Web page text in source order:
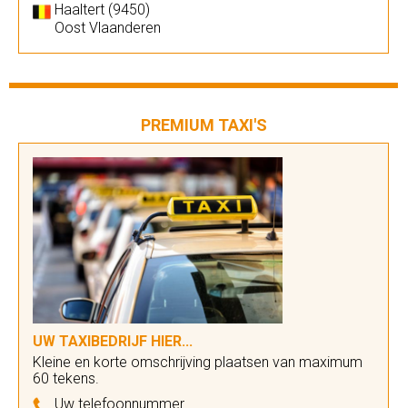
Haaltert (9450)
Oost Vlaanderen
PREMIUM TAXI'S
UW TAXIBEDRIJF HIER...
Kleine en korte omschrijving plaatsen van maximum
60 tekens.
Uw telefoonnummer